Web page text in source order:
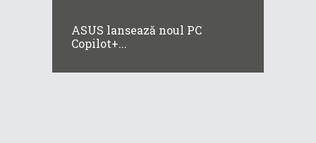
ASUS lansează noul PC
Copilot+...